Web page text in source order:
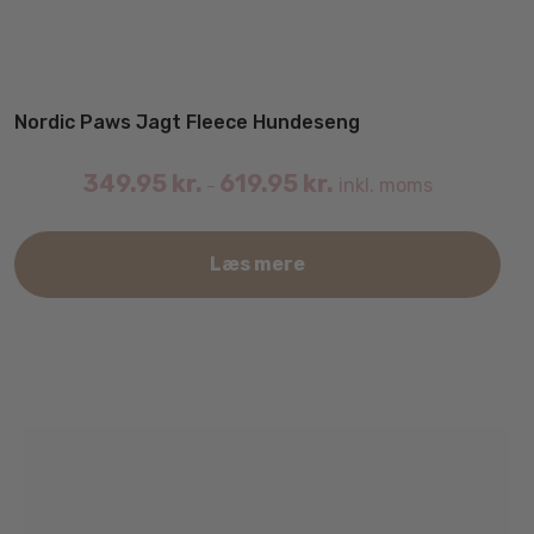
Nordic Paws Jagt Fleece Hundeseng
349.95 kr. – 619.95 kr. inkl. moms
Læs mere